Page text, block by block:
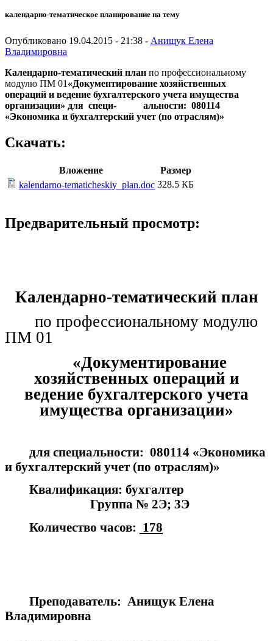
календарно-тематическое планирование на тему
Опубликовано 19.04.2015 - 21:38 - Анищук Елена
Владимировна
Календарно-тематический план по профессиональному
модулю ПМ 01 «Документирование хозяйственных
операций и ведение бухгалтерского учета имущества
организации» для специ- альности: 080114
«Экономика и бухгалтерский учет (по отраслям)»
Скачать:
Вложение
Размер
kalendarno-tematicheskiy_plan.doc 328.5 КБ
Предварительный просмотр:
Календарно-тематический план
по профессиональному модулю
ПМ 01
«Документирование
хозяйственных операций и
ведение бухгалтерского учета
имущества организации»
для специальности: 080114 «Экономика
и бухгалтерский учет (по отраслям)»
Квалификация: бухгалтер
Группа № 2Э; 3Э
Количество часов: 178
Преподаватель: Анищук Елена
Владимировна